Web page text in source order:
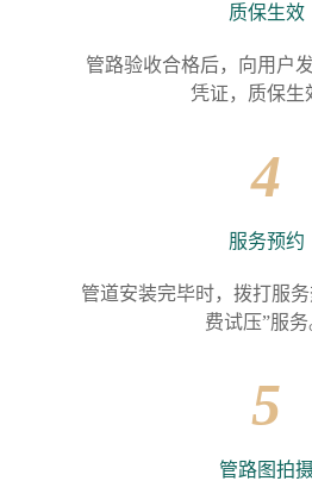
质保生效
管路验收合格后，向用户
凭证，质保生
4
服务预约
管道安装完毕时，拨打服
费试压”服务
5
管路图拍